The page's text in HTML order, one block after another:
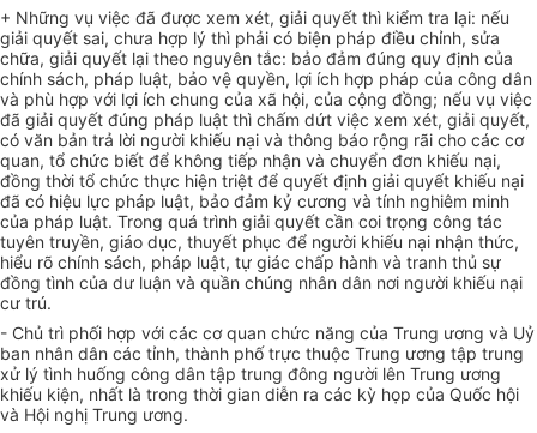
+ Những vụ việc đã được xem xét, giải quyết thì kiểm tra lại: nếu
giải quyết sai, chưa hợp lý thì phải có biện pháp điều chỉnh, sửa
chữa, giải quyết lại theo nguyên tắc: bảo đảm đúng quy định của
chính sách, pháp luật, bảo vệ quyền, lợi ích hợp pháp của công dân
và phù hợp với lợi ích chung của xã hội, của cộng đồng; nếu vụ việc
đã giải quyết đúng pháp luật thì chấm dứt việc xem xét, giải quyết,
có văn bản trả lời người khiếu nại và thông báo rộng rãi cho các cơ
quan, tổ chức biết để không tiếp nhận và chuyển đơn khiếu nại,
đồng thời tổ chức thực hiện triệt để quyết định giải quyết khiếu nại
đã có hiệu lực pháp luật, bảo đảm kỷ cương và tính nghiêm minh
của pháp luật. Trong quá trình giải quyết cần coi trọng công tác
tuyên truyền, giáo dục, thuyết phục để người khiếu nại nhận thức,
hiểu rõ chính sách, pháp luật, tự giác chấp hành và tranh thủ sự
đồng tình của dư luận và quần chúng nhân dân nơi người khiếu nại
cư trú.
- Chủ trì phối hợp với các cơ quan chức năng của Trung ương và Uỷ
ban nhân dân các tỉnh, thành phố trực thuộc Trung ương tập trung
xử lý tình huống công dân tập trung đông người lên Trung ương
khiếu kiện, nhất là trong thời gian diễn ra các kỳ họp của Quốc hội
và Hội nghị Trung ương.